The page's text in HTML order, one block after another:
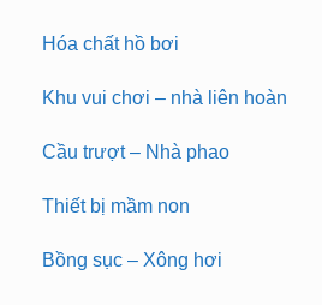
Hóa chất hồ bơi
Khu vui chơi – nhà liên hoàn
Cầu trượt – Nhà phao
Thiết bị mầm non
Bồng sục – Xông hơi